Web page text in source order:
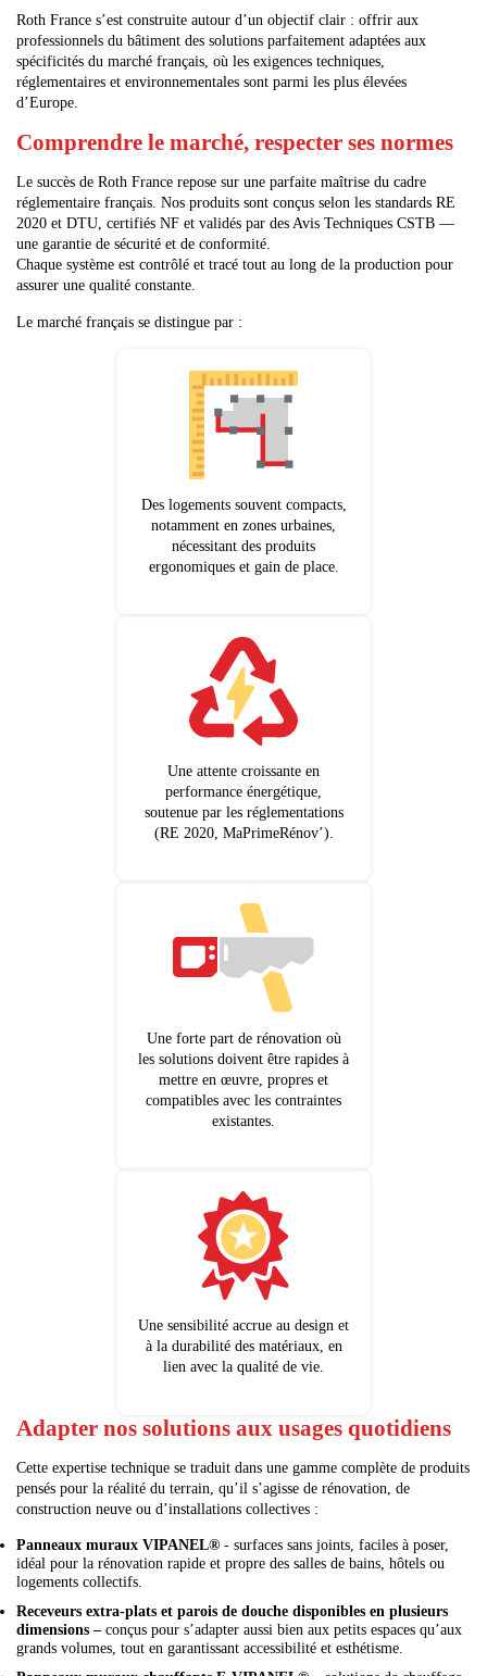
Roth France s’est construite autour d’un objectif clair : offrir aux
professionnels du bâtiment des solutions parfaitement adaptées aux
spécificités du marché français, où les exigences techniques,
réglementaires et environnementales sont parmi les plus élevées
d’Europe.
Comprendre le marché, respecter ses normes
Le succès de Roth France repose sur une parfaite maîtrise du cadre
réglementaire français. Nos produits sont conçus selon les standards RE
2020 et DTU, certifiés NF et validés par des Avis Techniques CSTB —
une garantie de sécurité et de conformité.
Chaque système est contrôlé et tracé tout au long de la production pour
assurer une qualité constante.
Le marché français se distingue par :
Des logements souvent compacts,
notamment en zones urbaines,
nécessitant des produits
ergonomiques et gain de place.
Une attente croissante en
performance énergétique,
soutenue par les réglementations
(RE 2020, MaPrimeRénov’).
Une forte part de rénovation où
les solutions doivent être rapides à
mettre en œuvre, propres et
compatibles avec les contraintes
existantes.
Une sensibilité accrue au design et
à la durabilité des matériaux, en
lien avec la qualité de vie.
Adapter nos solutions aux usages quotidiens
Cette expertise technique se traduit dans une gamme complète de produits
pensés pour la réalité du terrain, qu’il s’agisse de rénovation, de
construction neuve ou d’installations collectives :
Panneaux muraux VIPANEL® - surfaces sans joints, faciles à poser,
idéal pour la rénovation rapide et propre des salles de bains, hôtels ou
logements collectifs.
Receveurs extra-plats et parois de douche disponibles en plusieurs
dimensions – conçus pour s’adapter aussi bien aux petits espaces qu’aux
grands volumes, tout en garantissant accessibilité et esthétisme.